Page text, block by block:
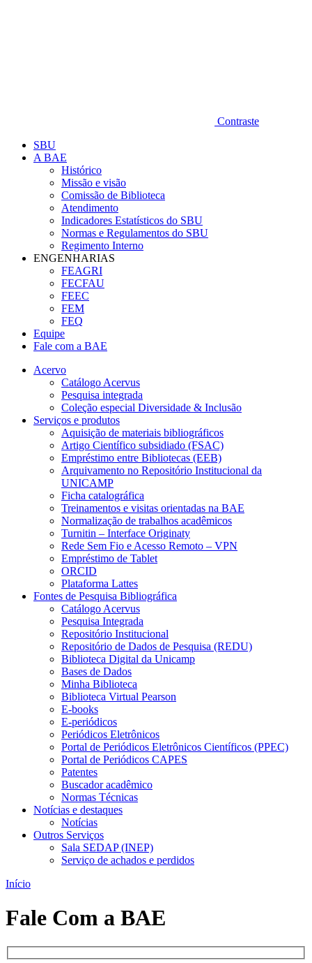
Contraste
SBU
A BAE
Histórico
Missão e visão
Comissão de Biblioteca
Atendimento
Indicadores Estatísticos do SBU
Normas e Regulamentos do SBU
Regimento Interno
ENGENHARIAS
FEAGRI
FECFAU
FEEC
FEM
FEQ
Equipe
Fale com a BAE
Acervo
Catálogo Acervus
Pesquisa integrada
Coleção especial Diversidade & Inclusão
Serviços e produtos
Aquisição de materiais bibliográficos
Artigo Científico subsidiado (FSAC)
Empréstimo entre Bibliotecas (EEB)
Arquivamento no Repositório Institucional da
UNICAMP
Ficha catalográfica
Treinamentos e visitas orientadas na BAE
Normalização de trabalhos acadêmicos
Turnitin – Interface Originaty
Rede Sem Fio e Acesso Remoto – VPN
Empréstimo de Tablet
ORCID
Plataforma Lattes
Fontes de Pesquisa Bibliográfica
Catálogo Acervus
Pesquisa Integrada
Repositório Institucional
Repositório de Dados de Pesquisa (REDU)
Biblioteca Digital da Unicamp
Bases de Dados
Minha Biblioteca
Biblioteca Virtual Pearson
E-books
E-periódicos
Periódicos Eletrônicos
Portal de Periódicos Eletrônicos Científicos (PPEC)
Portal de Periódicos CAPES
Patentes
Buscador acadêmico
Normas Técnicas
Notícias e destaques
Notícias
Outros Serviços
Sala SEDAP (INEP)
Serviço de achados e perdidos
Início
Fale Com a BAE